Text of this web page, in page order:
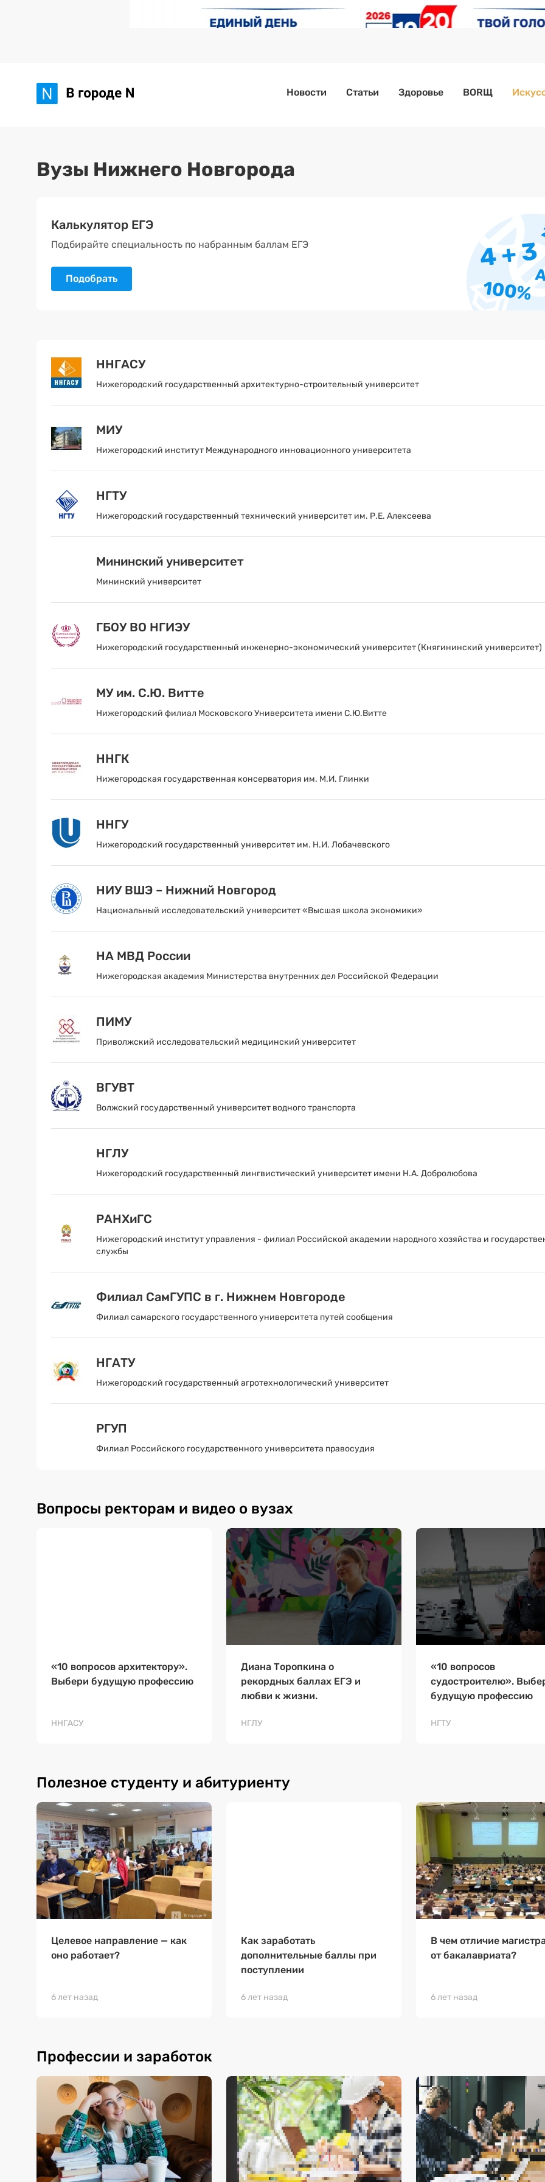
Новости Статьи Здоровье BORЩ
Вузы Нижнего Новгорода
Калькулятор ЕГЭ
Подобрать
ННГАСУ
Нижегородский государственный архитектурно-строительный университет
МИУ
Нижегородский институт Международного инновационного университета
НГТУ
Нижегородский государственный технический университет им. Р.Е. Алексеева
Мининский университет
Мининский университет
ГБОУ ВО НГИЭУ
Нижегородский государственный инженерно-экономический университет (Княгининский университет)
МУ им. С.Ю. Витте
Нижегородский филиал Московского Университета имени С.Ю.Витте
ННГК
Нижегородская государственная консерватория им. М.И. Глинки
ННГУ
Нижегородский государственный университет им. Н.И. Лобачевского
НИУ ВШЭ – Нижний Новгород
Национальный исследовательский университет «Высшая школа экономики»
НА МВД России
Нижегородская академия Министерства внутренних дел Российской Федерации
ПИМУ
Приволжский исследовательский медицинский университет
ВГУВТ
Волжский государственный университет водного транспорта
НГЛУ
Нижегородский государственный лингвистический университет имени Н.А. Добролюбова
РАНХиГС
Нижегородский институт управления - филиал Российской академии народного хозяйства и
службы
Филиал СамГУПС в г. Нижнем Новгороде
Филиал самарского государственного университета путей сообщения
НГАТУ
Нижегородский государственный агротехнологический университет
РГУП
Филиал Российского государственного университета правосудия
Вопросы ректорам и видео о вузах
«10 вопросов архитектору».
Выбери будущую профессию
ННГАСУ
Диана Торопкина о
рекордных баллах ЕГЭ и
любви к жизни.
НГЛУ
«10 вопросов
судостроителю».
будущую профессию
НГТУ
Полезное студенту и абитуриенту
Целевое направление — как
оно работает?
6 лет назад
Как заработать
дополнительные баллы при
поступлении
6 лет назад
В чем отличие
от бакалавриата?
6 лет назад
Профессии и заработок